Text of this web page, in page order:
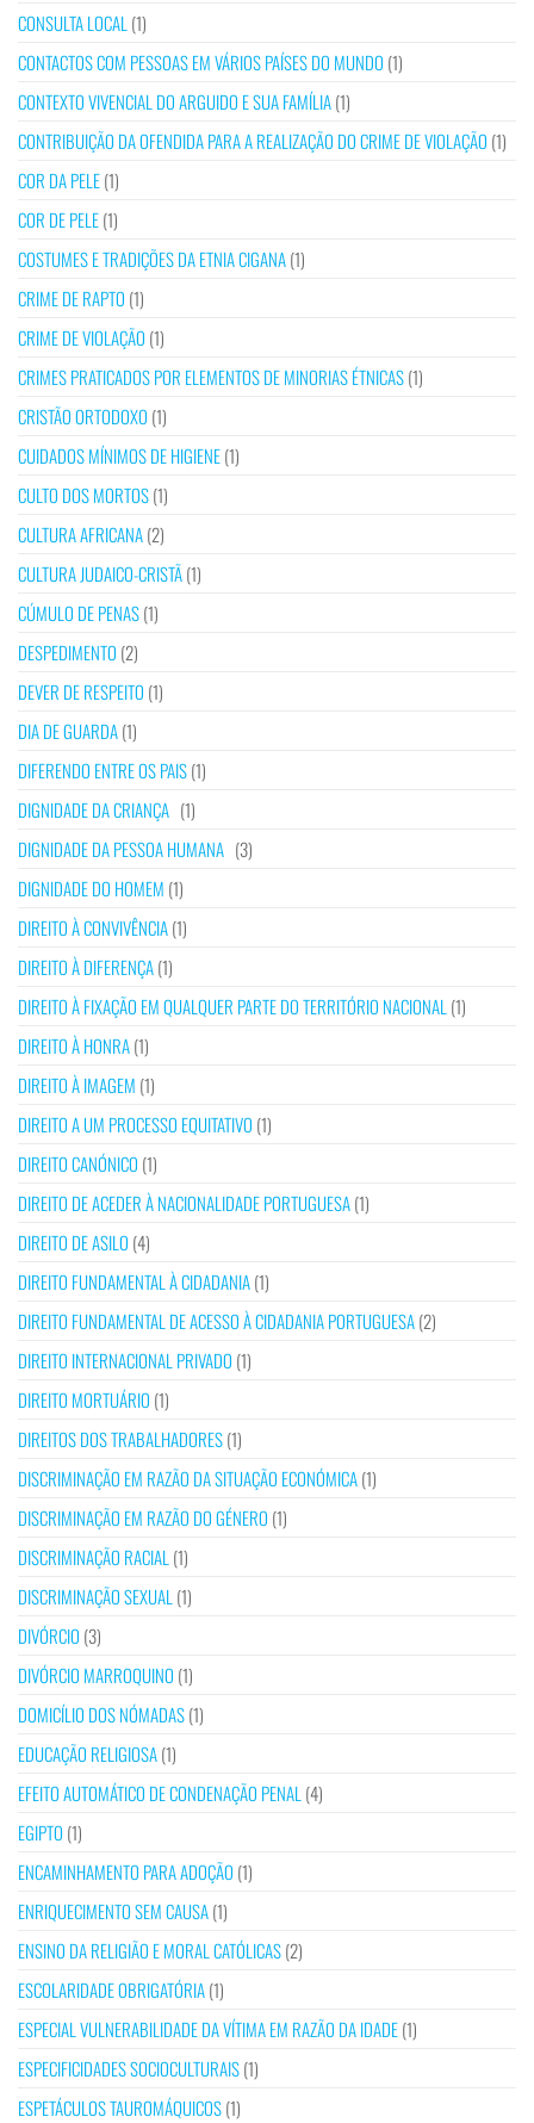
CONSULTA LOCAL (1)
CONTACTOS COM PESSOAS EM VÁRIOS PAÍSES DO MUNDO (1)
CONTEXTO VIVENCIAL DO ARGUIDO E SUA FAMÍLIA(1)
CONTRIBUIÇÃO DA OFENDIDA PARA A REALIZAÇÃO DO CRIME DE VIOLAÇÃO (1)
COR DA PELE(1)
COR DE PELE(1)
COSTUMES E TRADIÇÕES DA ETNIA CIGANA(1)
CRIME DE RAPTO (1)
CRIME DE VIOLAÇÃO (1)
CRIMES PRATICADOS POR ELEMENTOS DE MINORIAS ÉTNICAS(1)
CRISTÃO ORTODOXO (1)
CUIDADOS MÍNIMOS DE HIGIENE(1)
CULTO DOS MORTOS(1)
CULTURA AFRICANA(2)
CULTURA JUDAICO-CRISTÃ(1)
CÚMULO DE PENAS(1)
DESPEDIMENTO (2)
DEVER DE RESPEITO (1)
DIA DE GUARDA(1)
DIFERENDO ENTRE OS PAIS(1)
DIGNIDADE DA CRIANÇA (1)
DIGNIDADE DA PESSOA HUMANA (3)
DIGNIDADE DO HOMEM (1)
DIREITO À CONVIVÊNCIA(1)
DIREITO À DIFERENÇA(1)
DIREITO À FIXAÇÃO EM QUALQUER PARTE DO TERRITÓRIO NACIONAL (1)
DIREITO À HONRA(1)
DIREITO À IMAGEM (1)
DIREITO A UM PROCESSO EQUITATIVO (1)
DIREITO CANÓNICO (1)
DIREITO DE ACEDER À NACIONALIDADE PORTUGUESA(1)
DIREITO DE ASILO (4)
DIREITO FUNDAMENTAL À CIDADANIA(1)
DIREITO FUNDAMENTAL DE ACESSO À CIDADANIA PORTUGUESA(2)
DIREITO INTERNACIONAL PRIVADO (1)
DIREITO MORTUÁRIO (1)
DIREITOS DOS TRABALHADORES(1)
DISCRIMINAÇÃO EM RAZÃO DA SITUAÇÃO ECONÓMICA(1)
DISCRIMINAÇÃO EM RAZÃO DO GÉNERO (1)
DISCRIMINAÇÃO RACIAL (1)
DISCRIMINAÇÃO SEXUAL (1)
DIVÓRCIO (3)
DIVÓRCIO MARROQUINO (1)
DOMICÍLIO DOS NÓMADAS(1)
EDUCAÇÃO RELIGIOSA(1)
EFEITO AUTOMÁTICO DE CONDENAÇÃO PENAL (4)
EGIPTO (1)
ENCAMINHAMENTO PARA ADOÇÃO (1)
ENRIQUECIMENTO SEM CAUSA(1)
ENSINO DA RELIGIÃO E MORAL CATÓLICAS(2)
ESCOLARIDADE OBRIGATÓRIA(1)
ESPECIAL VULNERABILIDADE DA VÍTIMA EM RAZÃO DA IDADE(1)
ESPECIFICIDADES SOCIOCULTURAIS(1)
ESPETÁCULOS TAUROMÁQUICOS(1)